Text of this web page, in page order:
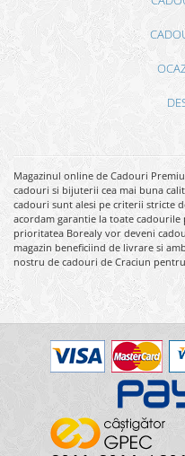
Magazinul online de Cadouri
cadouri si bijuterii cea mai buna
cadouri sunt alesi pe criterii stricte
acordam garantie la toate
prioritatea Borealy vor deveni
magazin beneficiind de livrare si
nostru de cadouri de Craciun